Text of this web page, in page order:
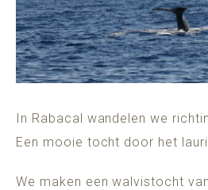
In Rabacal wandelen we
Een mooie tocht door het
We maken een walvistocht